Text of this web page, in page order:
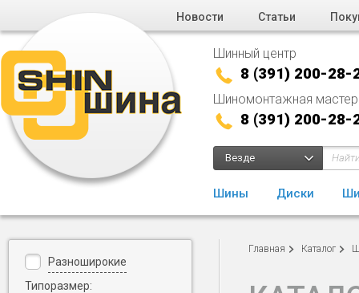
Новости Статьи
Шинный центр
8 (391) 200-28-
Шиномонтажная
8 (391) 200-28-
Везде
Шины Диски
Главная Каталог
Разноширокие
Типоразмер: